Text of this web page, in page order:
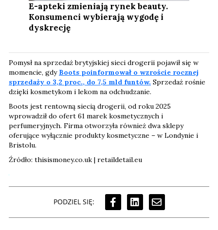
E-apteki zmieniają rynek beauty.
Konsumenci wybierają wygodę i
dyskrecję
Pomysł na sprzedaż brytyjskiej sieci drogerii pojawił się w
momencie, gdy Boots poinformował o wzroście rocznej
sprzedaży o 3,2 proc., do 7,5 mld funtów. Sprzedaż rośnie
dzięki kosmetykom i lekom na odchudzanie.
Boots jest rentowną siecią drogerii, od roku 2025
wprowadził do ofert 61 marek kosmetycznych i
perfumeryjnych. Firma otworzyła również dwa sklepy
oferujące wyłącznie produkty kosmetyczne – w Londynie i
Bristolu.
Źródło: thisismoney.co.uk | retaildetail.eu
PODZIEL SIĘ: